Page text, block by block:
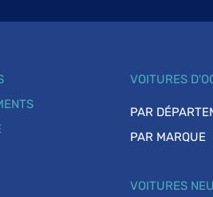
VOITURES
PAR
PAR MARQUE
VOITURES